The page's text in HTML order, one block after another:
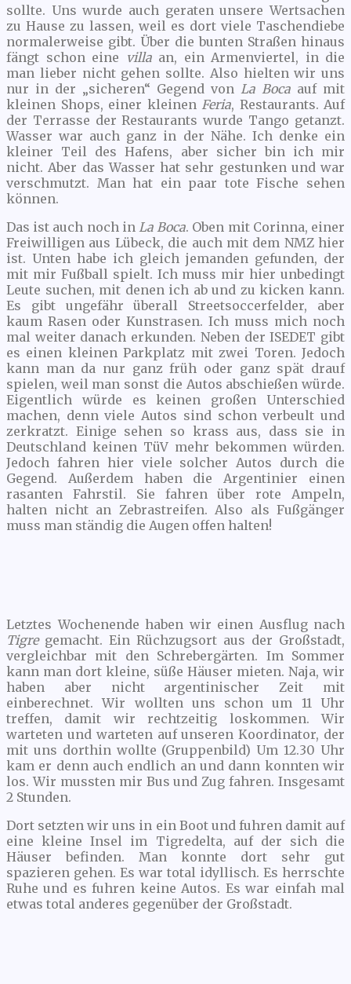
sollte. Uns wurde auch geraten unsere Wertsachen
zu Hause zu lassen, weil es dort viele Taschendiebe
normalerweise gibt. Über die bunten Straßen hinaus
fängt schon eine villaan, ein Armenviertel, in die
man lieber nicht gehen sollte. Also hielten wir uns
nur in der „sicheren“ Gegend von La Boca auf mit
kleinen Shops, einer kleinen Feria, Restaurants. Auf
der Terrasse der Restaurants wurde Tango getanzt.
Wasser war auch ganz in der Nähe. Ich denke ein
kleiner Teil des Hafens, aber sicher bin ich mir
nicht. Aber das Wasser hat sehr gestunken und war
verschmutzt. Man hat ein paar tote Fische sehen
können.
Das ist auch noch in La Boca. Oben mit Corinna, einer
Freiwilligen aus Lübeck, die auch mit dem NMZ hier
ist. Unten habe ich gleich jemanden gefunden, der
mit mir Fußball spielt. Ich muss mir hier unbedingt
Leute suchen, mit denen ich ab und zu kicken kann.
Es gibt ungefähr überall Streetsoccerfelder, aber
kaum Rasen oder Kunstrasen. Ich muss mich noch
mal weiter danach erkunden. Neben der ISEDET gibt
es einen kleinen Parkplatz mit zwei Toren. Jedoch
kann man da nur ganz früh oder ganz spät drauf
spielen, weil man sonst die Autos abschießen würde.
Eigentlich würde es keinen großen Unterschied
machen, denn viele Autos sind schon verbeult und
zerkratzt. Einige sehen so krass aus, dass sie in
Deutschland keinen TüV mehr bekommen würden.
Jedoch fahren hier viele solcher Autos durch die
Gegend. Außerdem haben die Argentinier einen
rasanten Fahrstil. Sie fahren über rote Ampeln,
halten nicht an Zebrastreifen. Also als Fußgänger
muss man ständig die Augen offen halten!
Letztes Wochenende haben wir einen Ausflug nach
Tigre gemacht. Ein Rüchzugsort aus der Großstadt,
vergleichbar mit den Schrebergärten. Im Sommer
kann man dort kleine, süße Häuser mieten. Naja, wir
haben aber nicht argentinischer Zeit mit
einberechnet. Wir wollten uns schon um 11 Uhr
treffen, damit wir rechtzeitig loskommen. Wir
warteten und warteten auf unseren Koordinator, der
mit uns dorthin wollte (Gruppenbild) Um 12.30 Uhr
kam er denn auch endlich an und dann konnten wir
los. Wir mussten mir Bus und Zug fahren. Insgesamt
2 Stunden.
Dort setzten wir uns in ein Boot und fuhren damit auf
eine kleine Insel im Tigredelta, auf der sich die
Häuser befinden. Man konnte dort sehr gut
spazieren gehen. Es war total idyllisch. Es herrschte
Ruhe und es fuhren keine Autos. Es war einfah mal
etwas total anderes gegenüber der Großstadt.